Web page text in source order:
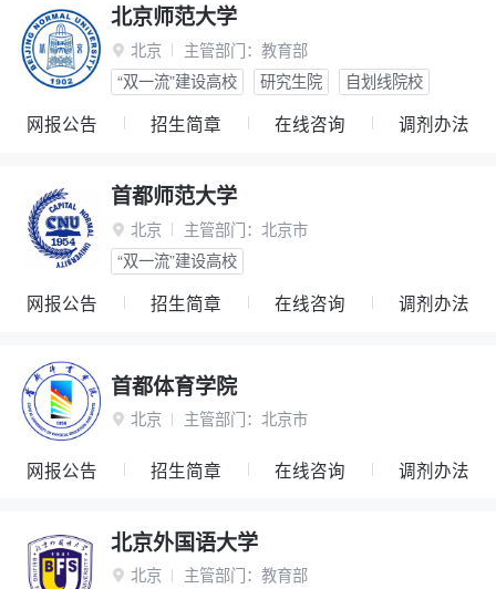
北京师范大学
 北京 主管部门： 教育部
“双一流”建设高校
研究生院 自划线院校
网报公告 招生简章 在线咨询 调剂办法
首都师范大学
 北京 主管部门： 北京市
“双一流”建设高校
网报公告 招生简章 在线咨询 调剂办法
首都体育学院
 北京 主管部门： 北京市
网报公告 招生简章 在线咨询 调剂办法
北京外国语大学
 北京 主管部门： 教育部